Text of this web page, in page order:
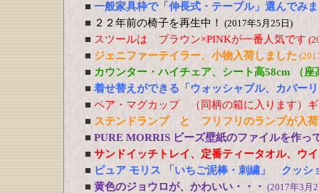
■ 一般家具枠で「伸長式・テーブル」選んでみ
■ ２２年前の椅子を再生中！ (2017年5月25日)
■ スツールは ブラウン×PINKが一番人気です
■ ジェニファーテイラー、小物入荷しました
■ カウンター・ハイチェア、シート高58cm （座
■ 着せ替えができる「ウォッシャブル、カバー
■ ペア・マグカップ （同柄の箱に入ります）
■ ステンドランプ と フリフリのランプが入荷
■ PURE MORRIS ビーズ壁紙のファイルを作っ
■ サンドイッチトレイ、定番ティータオル、ウ
■ ピュア モリス 「いちご泥棒・刺繍」 クッシ
■ 黄色のジョウロが、かわいい・・・ (2017年3月